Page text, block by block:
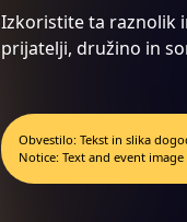
Izkoristite ta raznolik
prijatelji, družino in
Obvestilo: Tekst in slika
Notice: Text and event